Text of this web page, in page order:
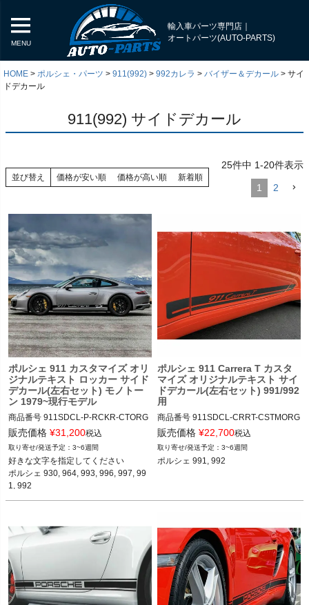
MENU
輸入車パーツ専門店｜
オートパーツ(AUTO-PARTS)
HOME ポルシェ・パーツ 911(992) 992カレラ バイザー＆デカール
サイ
ドデカール
911(992) サイドデカール
並び替え 価格が安い順 価格が高い順 新着順
25件中 1-20件表示
1 2
ポルシェ 911 カスタマイズ オリ
ジナルテキスト ロッカー サイド
デカール(左右セット) モノトー
ン 1979~現行モデル
商品番号 911SDCL-P-RCKR-CTORG
911SDCL-PRSCH-RCKR-CSTMORG
12ADS SKU: 無 "ROCKER SIDE STRI
PES CUSTOMS TEXT CARRERA"
販売価格 ¥31,200税込
3~6週間
好きな文字を指定してください
ポルシェ 930, 964, 993, 996, 997, 99
1, 992
ポルシェ 911 Carrera T カスタ
マイズ オリジナルテキスト サイ
ドデカール(左右セット) 991/992
用
商品番号 911SDCL-CRRT-CSTMORG
911SDCL-CRRT-CSTMORG
12ADS SKU: 無
販売価格 ¥22,700税込
3~6週間
ポルシェ 991, 992